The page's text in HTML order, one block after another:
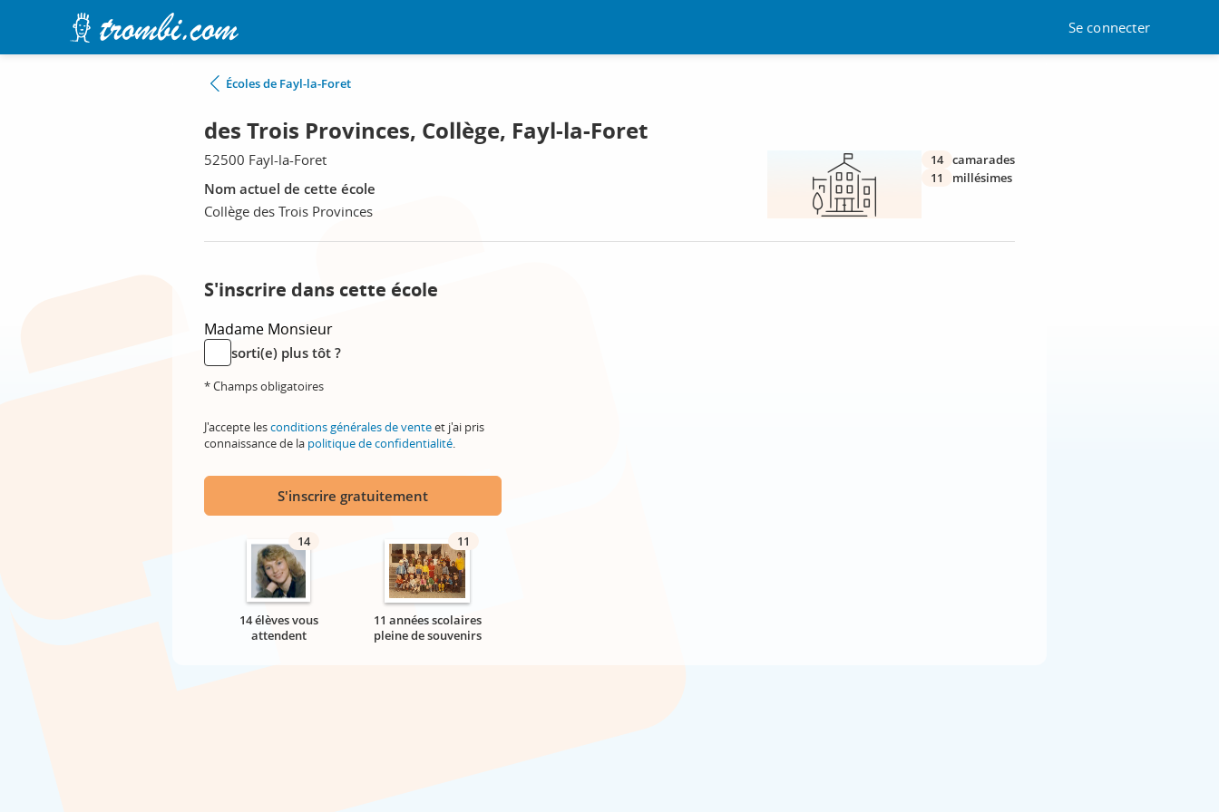
Se connecter
Écoles de Fayl-la-Foret
des Trois Provinces, Collège, Fayl-la-Foret
52500 Fayl-la-Foret
Nom actuel de cette école
Collège des Trois Provinces
14 camarades
11
millésimes
S'inscrire dans cette école
Madame Monsieur
sorti(e) plus tôt ?
* Champs obligatoires
J'accepte lesconditions générales de venteet j'ai pris
connaissance de la politique de confidentialité.
S'inscrire gratuitement
14
14 élèves vous
attendent
11
11 années scolaires
pleine de souvenirs